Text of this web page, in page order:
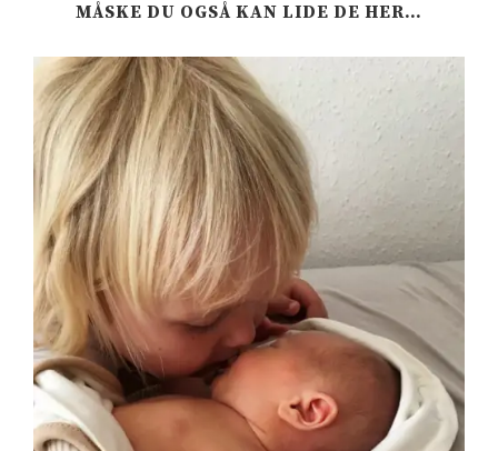
MÅSKE DU OGSÅ KAN LIDE DE HER…